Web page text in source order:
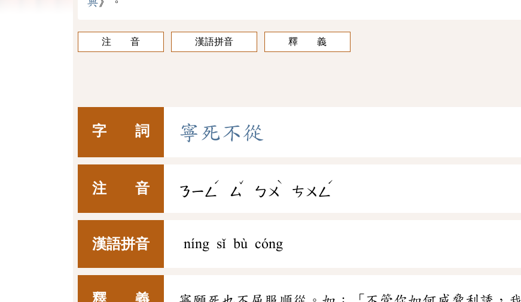
注 音 漢語拼音 釋 義
字 詞 寧 死不從
注 音 ㄋㄧㄥ
ˊ
ㄙ
ˇ
ㄅㄨ
ˋ
ㄘㄨㄥ
ˊ
漢語拼音 níng sǐ bù cóng